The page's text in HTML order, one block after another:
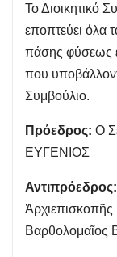
Το Διοικητικό
εποπτεύει όλα
πάσης φύσεως
που
Συμβούλιο.
Πρόεδρος: Ο
ΕΥΓΕΝΙΟΣ
Αντιπρόεδρος:
Βαρθολομαῖος